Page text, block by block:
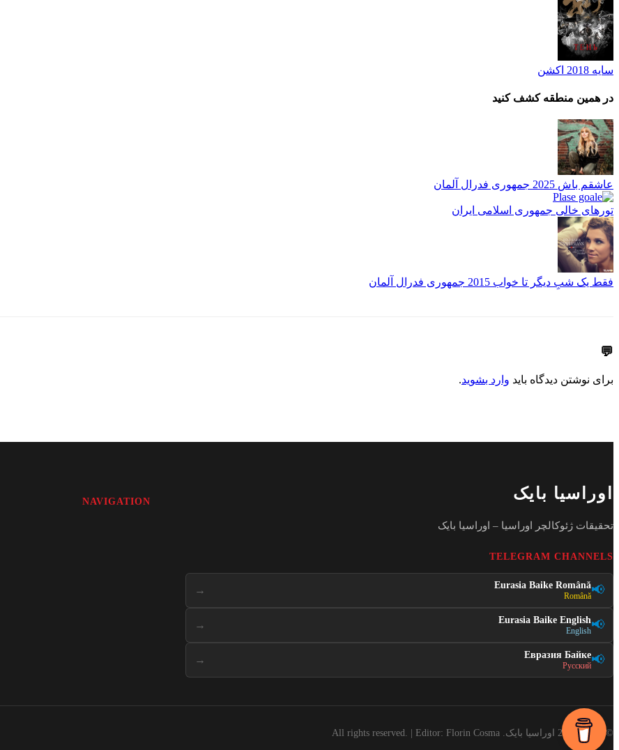
سایه 2018 اکشن
در همین منطقه کشف کنید
عاشقم باش 2025 جمهوری فدرال آلمان
تورهای خالی جمهوری اسلامی ایران
فقط یک شبِ دیگر تا خواب 2015 جمهوری فدرال آلمان
💬
برای نوشتن دیدگاه باید وارد بشوید.
اوراسیا بایک
تحقیقات ژئوکالچر اوراسیا – اوراسیا بایک
TELEGRAM CHANNELS
📢
Eurasia Baike Română
Română
→
📢
Eurasia Baike English
English
→
📢
Евразия Байке
Русский
→
NAVIGATION
©2016 - 2026 اوراسیا بایک. All rights reserved. | Editor: Florin Cosma